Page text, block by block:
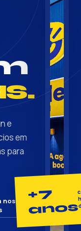
e
em
para
↓
+7
anos